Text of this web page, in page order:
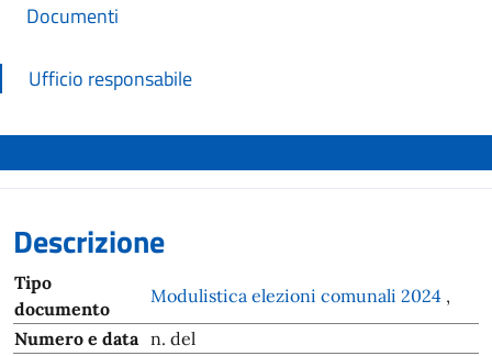
Documenti
Ufficio responsabile
Descrizione
Tipo
documento
Modulistica elezioni comunali 2024 ,
Numero e data n. del